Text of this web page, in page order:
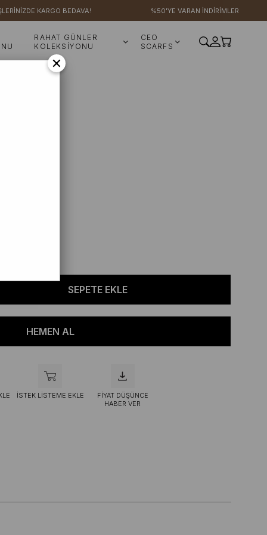
KARGO BEDAVA! %50'YE VARAN İNDİRİMLER
RAHAT GÜNLER
KOLEKSİYONU
CEO
SCARFS
İSTEK LISTEME EKLE
FIYAT DÜŞÜNCE
HABER VER
×